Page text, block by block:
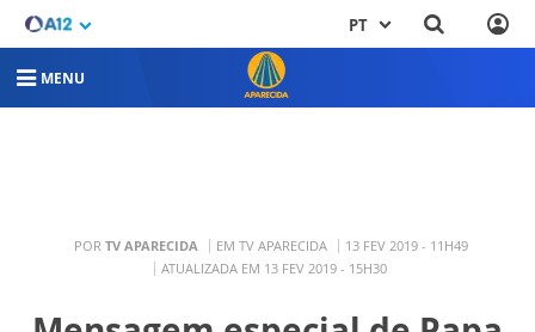
PT
MENU
POR TV APARECIDA EM TV APARECIDA
13 FEV 2019 - 11H49
ATUALIZADA EM 13 FEV 2019 - 15H30